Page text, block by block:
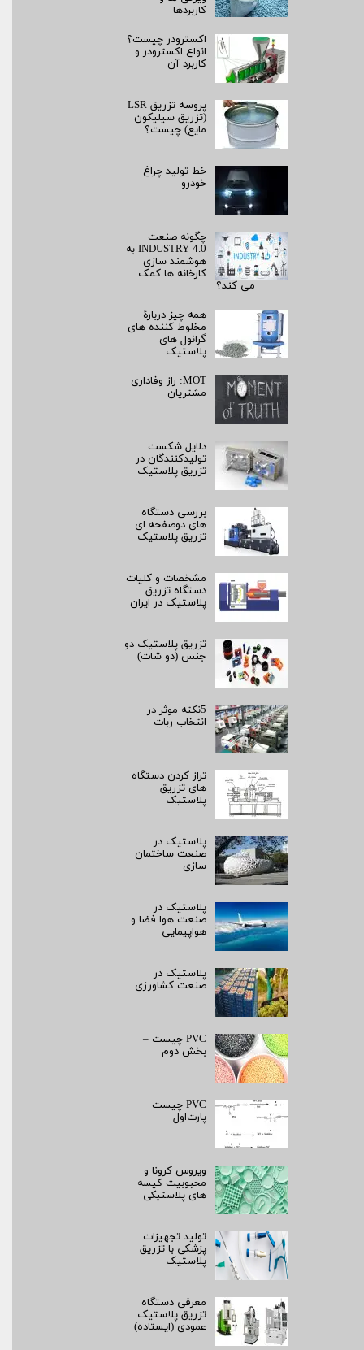
کاربردها
اکسترودر چیست؟
انواع اکسترودر و
کاربرد آن
پروسه تزریق LSR
(تزریق سیلیکون
مایع) چیست؟
خط تولید چراغ
خودرو
چگونه صنعت
INDUSTRY 4.0 به
هوشمند سازی
کارخانه ها کمک
می کند؟
همه چیز دربارۀ
مخلوط کننده های
گرانول های
پلاستیک
MOT: راز وفاداری
مشتریان
دلایل شکست
تولیدکنندگان در
تزریق پلاستیک
بررسی دستگاه
های دوصفحه ای
تزریق پلاستیک
مشخصات و کلیات
دستگاه تزریق
پلاستیک در ایران
تزریق پلاستیک دو
جنس (دو شات)
5نکته موثر در
انتخاب ربات
تراز کردن دستگاه
های تزریق
پلاستیک
پلاستیک در
صنعت ساختمان
سازی
پلاستیک در
صنعت هوا فضا و
هواپیمایی
پلاستیک در
صنعت کشاورزی
PVC چیست –
بخش دوم
PVC چیست –
پارت‌اول
ویروس کرونا و
محبوبیت کیسه­
های پلاستیکی
تولید تجهیزات
پزشکی با تزریق
پلاستیک
معرفی دستگاه
تزریق پلاستیک
عمودی (ایستاده)